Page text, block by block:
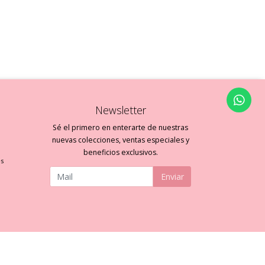
Newsletter
Sé el primero en enterarte de nuestras
nuevas colecciones, ventas especiales y
beneficios exclusivos.
Enviar